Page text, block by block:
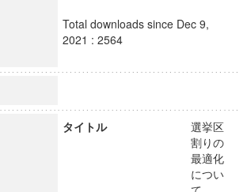
Total downloads since Dec 9,
2021 : 2564
タイトル
選挙区
割りの
最適化
につい